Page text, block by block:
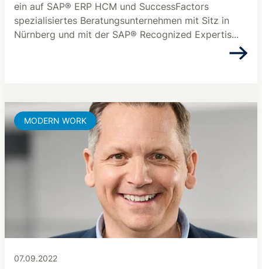
ein auf SAP® ERP HCM und SuccessFactors
spezialisiertes Beratungsunternehmen mit Sitz in
Nürnberg und mit der SAP® Recognized Expertis...
07.09.2022
MODERN WORK